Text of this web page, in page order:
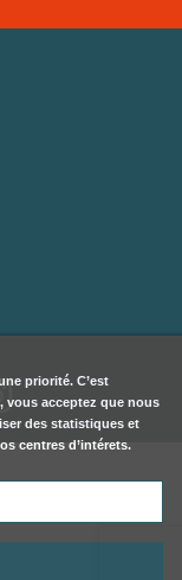
priorité. C’est
vous acceptez que nous
des statistiques et
centres d’intérets.